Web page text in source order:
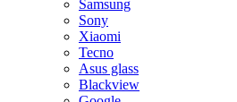
Samsung
Sony
Xiaomi
Tecno
Asus glass
Blackview